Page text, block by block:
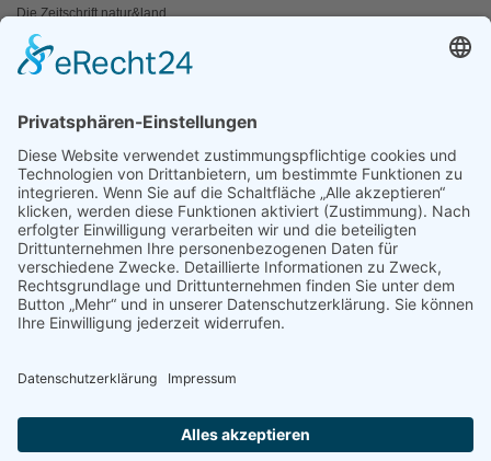
Die Zeitschrift natur&land
Archiv
Mediadaten
Fotos und Logos
Presseaussendungen
Presse
Presseinformationen abonnieren
ÜBER UNS
Naturschutzbund
Naturschutzjugend
Sponsoren & Partner